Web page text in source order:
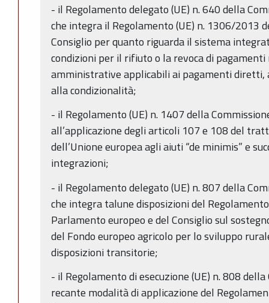
- il Regolamento delegato (UE) n. 640 della
che integra il Regolamento (UE) n. 1306/2013
Consiglio per quanto riguarda il sistema
condizioni per il rifiuto o la revoca di pagamenti
amministrative applicabili ai pagamenti diretti,
alla condizionalità;
- il Regolamento (UE) n. 1407 della
all’applicazione degli articoli 107 e 108 del
dell’Unione europea agli aiuti “de minimis” e
integrazioni;
- il Regolamento delegato (UE) n. 807 della
che integra talune disposizioni del
Parlamento europeo e del Consiglio sul
del Fondo europeo agricolo per lo sviluppo
disposizioni transitorie;
- il Regolamento di esecuzione (UE) n. 808
recante modalità di applicazione del